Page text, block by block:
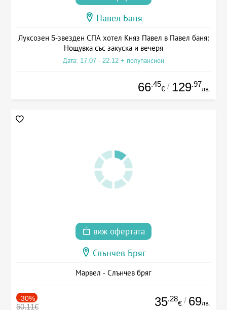
Павел Баня
Луксозен 5-звезден СПА хотел Княз Павел в Павел баня:
Нощувка със закуска и вечеря
Дата: 17.07 - 22.12 + полупансион
66.45
€ / 129.97
лв.
виж офертата
Слънчев Бряг
Марвел - Слънчев бряг
-30%
50.11€ 35.28
€ / 69лв.